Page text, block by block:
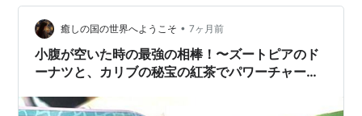
ついて 無料ラッピングは、写真のような感じでお届けし
ていま…癒しの国の世界へようこそ • 7ヶ月前
小腹が空いた時の最強の相棒！〜ズートピアのド
ーナツと、カリブの秘宝の紅茶でパワーチャー